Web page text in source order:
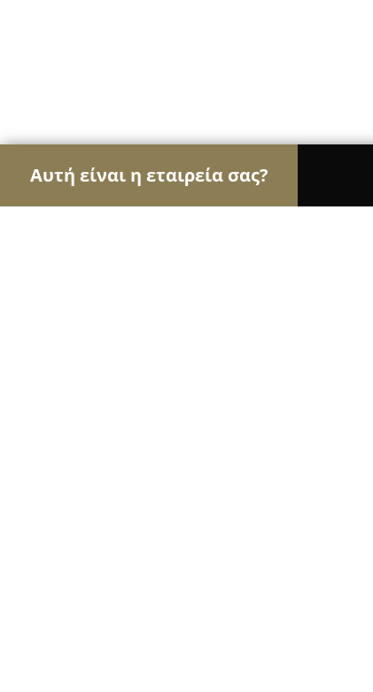
Αυτή είναι η εταιρεία σας?